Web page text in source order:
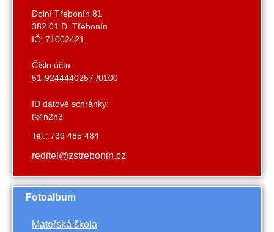
Dolní Třebonín 81
382 01 D. Třebonín
IČ: 71002421
Číslo účtu:
51-9244440257 /0100
ID datové schránky:
tk4n2n3
Tel.: 739 485 484
reditel@zstrebonin.cz
Fotoalbum
Mateřská škola